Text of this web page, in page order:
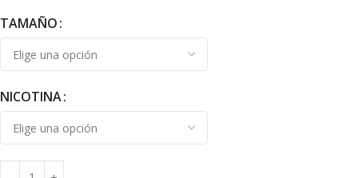
TAMAÑO
NICOTINA